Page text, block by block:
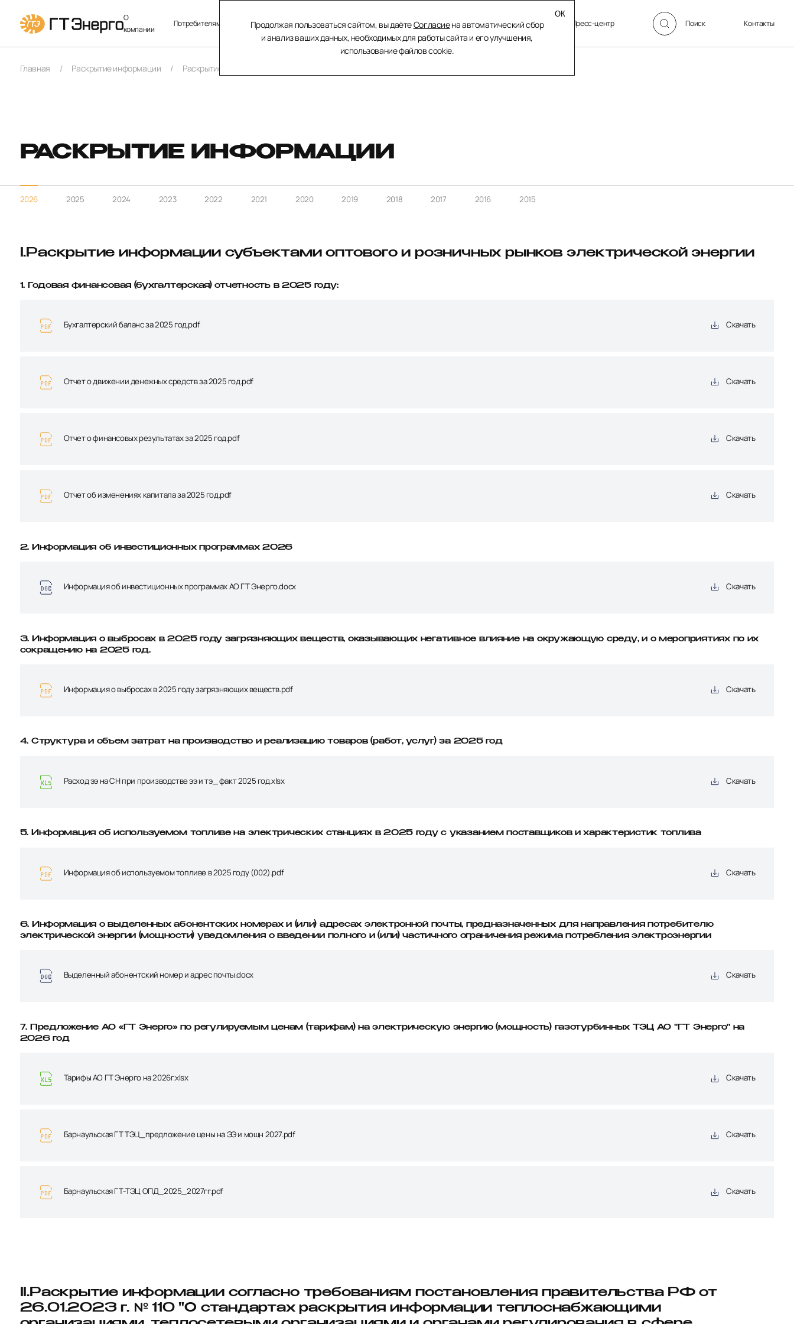
О
компании
Потребителям Продукты Презентация
тур
Инвесторам Раскрытие информации Пресс-центр Поиск Контакты
Главная Раскрытие информации Раскрытие информации
РАСКРЫТИЕ ИНФОРМАЦИИ
2026 2025 2024 2023 2022 2021 2020 2019 2018 2017 2016 2015
I.Раскрытие информации субъектами оптового и розничных рынков электрической энергии
1. Годовая финансовая (бухгалтерская) отчетность в 2025 году:
Бухгалтерский баланс за 2025 год.pdf Скачать
Отчет о движении денежных средств за 2025 год.pdf Скачать
Отчет о финансовых результатах за 2025 год.pdf Скачать
Отчет об изменениях капитала за 2025 год.pdf Скачать
2. Информация об инвестиционных программах 2026
Информация об инвестиционных программах АО ГТ Энерго.docx Скачать
3. Информация о выбросах в 2025 году загрязняющих веществ, оказывающих негативное влияние на окружающую среду, и о мероприятиях по их
сокращению на 2025 год.
Информация о выбросах в 2025 году загрязняющих веществ.pdf Скачать
4. Структура и объем затрат на производство и реализацию товаров (работ, услуг) за 2025 год
Расход ээ на СН при производстве ээ и тэ_ факт 2025 год.xlsx Скачать
5. Информация об используемом топливе на электрических станциях в 2025 году с указанием поставщиков и характеристик топлива
Информация об используемом топливе в 2025 году (002).pdf Скачать
6. Информация о выделенных абонентских номерах и (или) адресах электронной почты, предназначенных для направления потребителю
электрической энергии (мощности) уведомления о введении полного и (или) частичного ограничения режима потребления электроэнергии
Выделенный абонентский номер и адрес почты.docx Скачать
7. Предложение АО «ГТ Энерго» по регулируемым ценам (тарифам) на электрическую энергию (мощность) газотурбинных ТЭЦ АО "ГТ Энерго" на
2026 год
Тарифы АО ГТ Энерго на 2026г.xlsx Скачать
Барнаульская ГТ ТЭЦ_предложение цены на ЭЭ и мощн 2027.pdf Скачать
Барнаульская ГТ-ТЭЦ ОПД_2025_2027гг.pdf Скачать
II.Раскрытие информации согласно требованиям постановления правительства РФ от
26.01.2023 г. № 110 "О стандартах раскрытия информации теплоснабжающими
Продолжая пользоваться сайтом, вы даётеСогласиена автоматический сбор
и анализ ваших данных, необходимых для работы сайта и его улучшения,
использование файлов cookie.